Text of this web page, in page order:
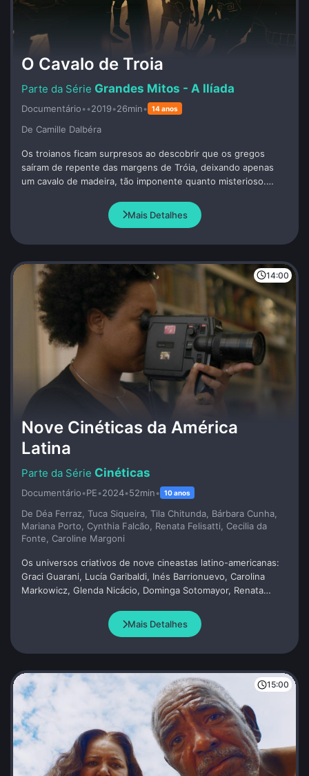
O Cavalo de Troia
Grandes Mitos - A Ilíada
Documentário••2019•26min• 14 anos
De Camille Dalbéra
Os troianos ficam surpresos ao descobrir que os gregos
saíram de repente das margens de Tróia, deixando apenas
um cavalo de madeira, tão imponente quanto misterioso.
guerreiros gregos, incluindo Odisseu, que inventou essa
estratégia, permanecem calados e quietos.
Mais Detalhes
14:00
Nove Cinéticas da América
Latina
Cinéticas
Documentário•PE•2024•52min• 10 anos
De Déa Ferraz, Tuca Siqueira, Tila Chitunda, Bárbara Cunha,
Mariana Porto, Cynthia Falcão, Renata Felisatti, Cecilia da
Fonte, Caroline Margoni
Os universos criativos de nove cineastas latino-americanas:
Graci Guarani, Lucía Garibaldi, Inés Barrionuevo, Carolina
Markowicz, Glenda Nicácio, Dominga Sotomayor, Renata
episódios anteriores, refletimos sobre o papel da mulher no
cinema, suas relações com personagens e os desafios de
Mais Detalhes
15:00